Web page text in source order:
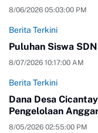
8/06/2026 05:03:00 PM
Berita Terkini
Puluhan Siswa
8/07/2026 10:17:00 AM
Berita Terkini
Dana Desa
Pengelolaan
8/05/2026 02:55:00 PM